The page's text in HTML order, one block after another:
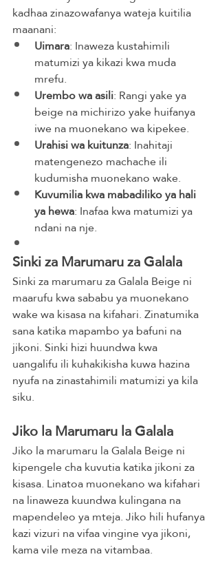
kadhaa zinazowafanya wateja kuitilia
maanani:
Uimara: Inaweza kustahimili
matumizi ya kikazi kwa muda
mrefu.
Urembo wa asili: Rangi yake ya
beige na michirizo yake huifanya
iwe na muonekano wa kipekee.
Urahisi wa kuitunza: Inahitaji
matengenezo machache ili
kudumisha muonekano wake.
Kuvumilia kwa mabadiliko ya hali
ya hewa: Inafaa kwa matumizi ya
ndani na nje.
Sinki za Marumaru za Galala
Sinki za marumaru za Galala Beige ni
maarufu kwa sababu ya muonekano
wake wa kisasa na kifahari. Zinatumika
sana katika mapambo ya bafuni na
jikoni. Sinki hizi huundwa kwa
uangalifu ili kuhakikisha kuwa hazina
nyufa na zinastahimili matumizi ya kila
siku.
Jiko la Marumaru la Galala
Jiko la marumaru la Galala Beige ni
kipengele cha kuvutia katika jikoni za
kisasa. Linatoa muonekano wa kifahari
na linaweza kuundwa kulingana na
mapendeleo ya mteja. Jiko hili hufanya
kazi vizuri na vifaa vingine vya jikoni,
kama vile meza na vitambaa.